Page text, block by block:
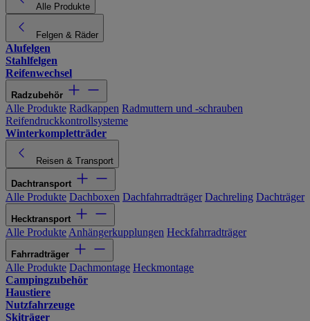
Alle Produkte
Felgen & Räder
Alufelgen
Stahlfelgen
Reifenwechsel
Radzubehör
Alle Produkte Radkappen Radmuttern und -schrauben
Reifendruckkontrollsysteme
Winterkompletträder
Reisen & Transport
Dachtransport
Alle Produkte Dachboxen Dachfahrradträger Dachreling Dachträger
Hecktransport
Alle Produkte Anhängerkupplungen Heckfahrradträger
Fahrradträger
Alle Produkte Dachmontage Heckmontage
Campingzubehör
Haustiere
Nutzfahrzeuge
Skiträger